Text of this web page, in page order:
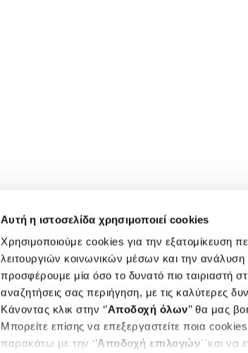
Αυτή η ιστοσελίδα χρησιμοποιεί cookies
Χρησιμοποιούμε cookies για την εξατομίκευση
λειτουργιών κοινωνικών μέσων και την ανάλυση
προσφέρουμε μία όσο το δυνατό πιο ταιριαστή
αναζητήσεις σας περιήγηση, με τις καλύτερες
Κάνοντας κλικ στην ‘’Αποδοχή όλων’’ θα μας
Μπορείτε επίσης να επεξεργαστείτε ποια
παρακάτω με την ‘’Αποδοχή επιλογών΄΄και να